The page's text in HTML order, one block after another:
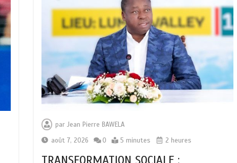
par Jean Pierre BAWELA
août 7, 2026
0 5 minutes 2 heures
TRANSFORMATION SOCIALE :